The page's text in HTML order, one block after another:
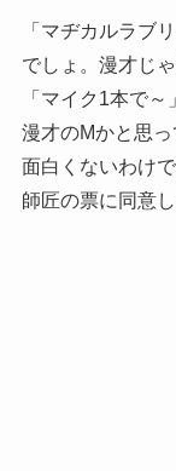
「マヂカルラブ
でしょ。漫才じ
「マイク1本で
漫才のMかと思っ
面白くないわけ
師匠の票に同意し